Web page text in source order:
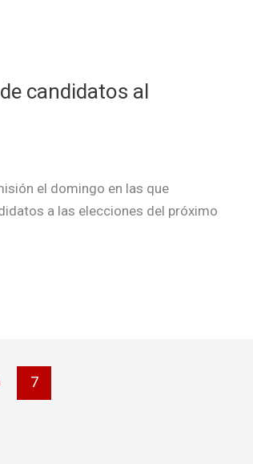
candidatos al
el domingo en las que
a las elecciones del próximo
7